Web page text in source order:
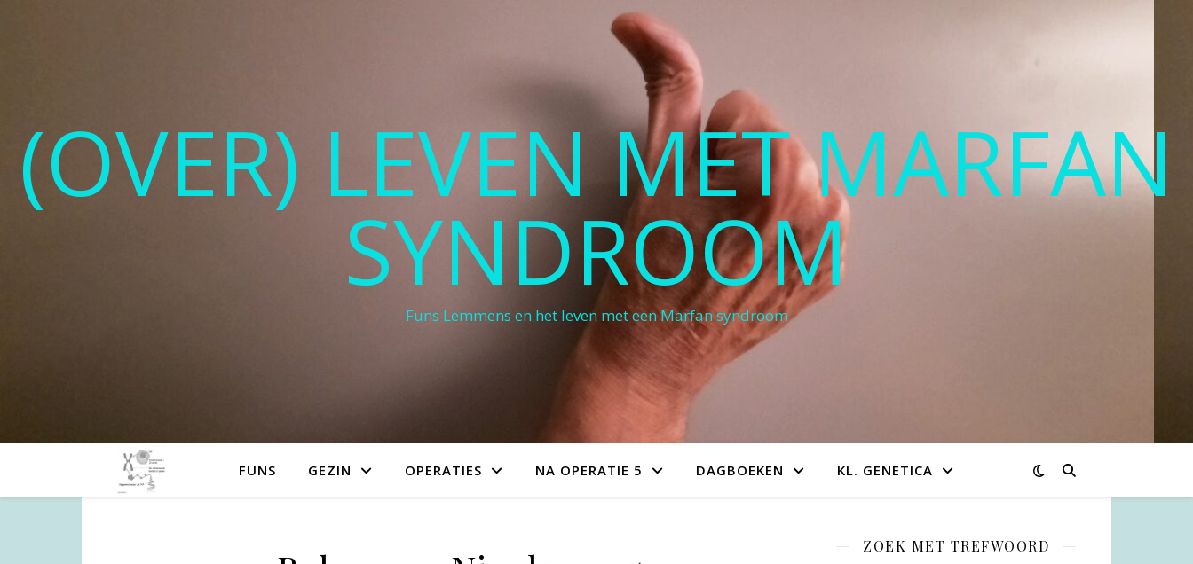
(OVER) LEVEN MET MARFAN
SYNDROOM
Funs Lemmens en het leven met een Marfan syndroom
FUNS GEZIN OPERATIES NA OPERATIE 5 DAGBOEKEN KL. GENETICA
ZOEK MET TREFWOORD